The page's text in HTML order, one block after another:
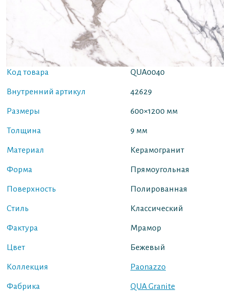
Код товара QUA0040
Внутренний артикул 42629
Размеры 600×1200 мм
Толщина 9 мм
Материал Керамогранит
Форма Прямоугольная
Поверхность Полированная
Стиль Классический
Фактура Мрамор
Цвет Бежевый
Коллекция Paonazzo
Фабрика QUA Granite